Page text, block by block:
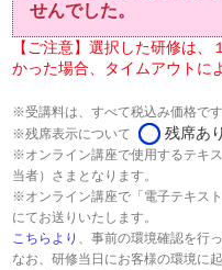
せんでした。
【ご注意】選択した研修は
かった場合、タイムアウトに
※受講料は、すべて税込み価格です
※残席表示について
残席あ
※オンライン講座で使用するテキ
当者）さまとなります。
※オンライン講座で「電子テキス
にてお送りいたします。
こちらより 、事前の環境確認を行
なお、研修当日にお客様の環境に